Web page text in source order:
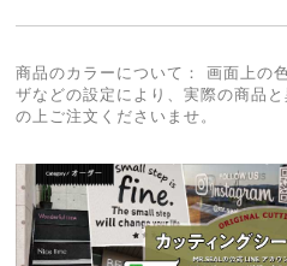
商品のカラーについて： 画面上の
ザなどの設定により、実際の商品
の上ご注文くださいませ。